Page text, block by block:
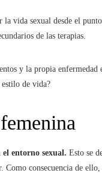
la vida sexual desde el
de las terapias.
y la propia enfermedad
estilo de vida?
el entorno sexual. Esto se
Como consecuencia de ello,